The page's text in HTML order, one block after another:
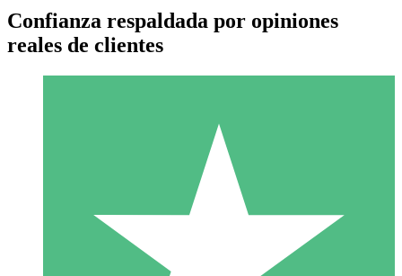
Paquetes de Créditos Individuales
Paga según el uso con créditos de descarga. Sin compromiso
Confianza respaldada por opiniones
reales de clientes